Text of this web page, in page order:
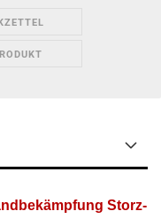
Storz-